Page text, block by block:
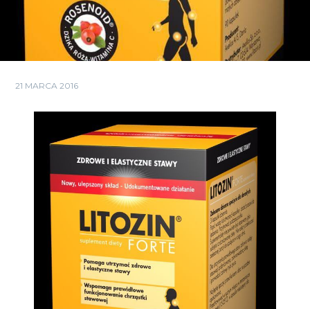
21 MARCA 2016